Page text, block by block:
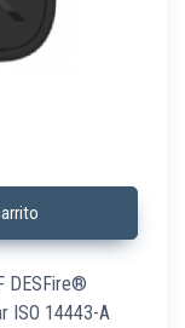
cantidad
DESFire®
ISO 14443-А